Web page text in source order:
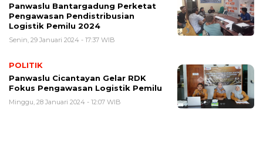
Panwaslu Bantargadung Perketat
Pengawasan Pendistribusian
Logistik Pemilu 2024
Senin, 29 Januari 2024 - 17:37 WIB
POLITIK
Panwaslu Cicantayan Gelar RDK
Fokus Pengawasan Logistik Pemilu
Minggu, 28 Januari 2024 - 12:07 WIB